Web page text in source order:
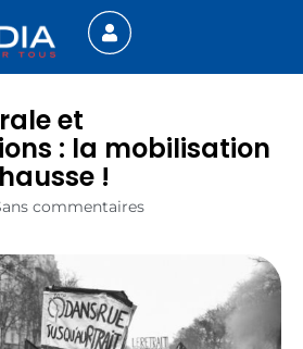
et
: la mobilisation
!
commentaires